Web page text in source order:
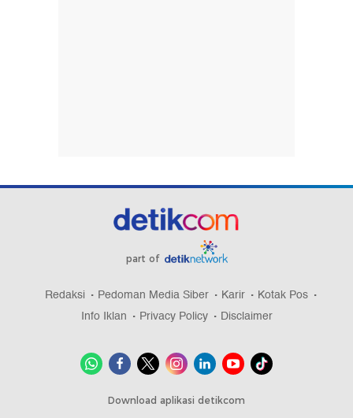
part of
Redaksi Pedoman Media Siber Karir
Kotak Pos
Info Iklan
Privacy Policy Disclaimer
Download aplikasi detikcom